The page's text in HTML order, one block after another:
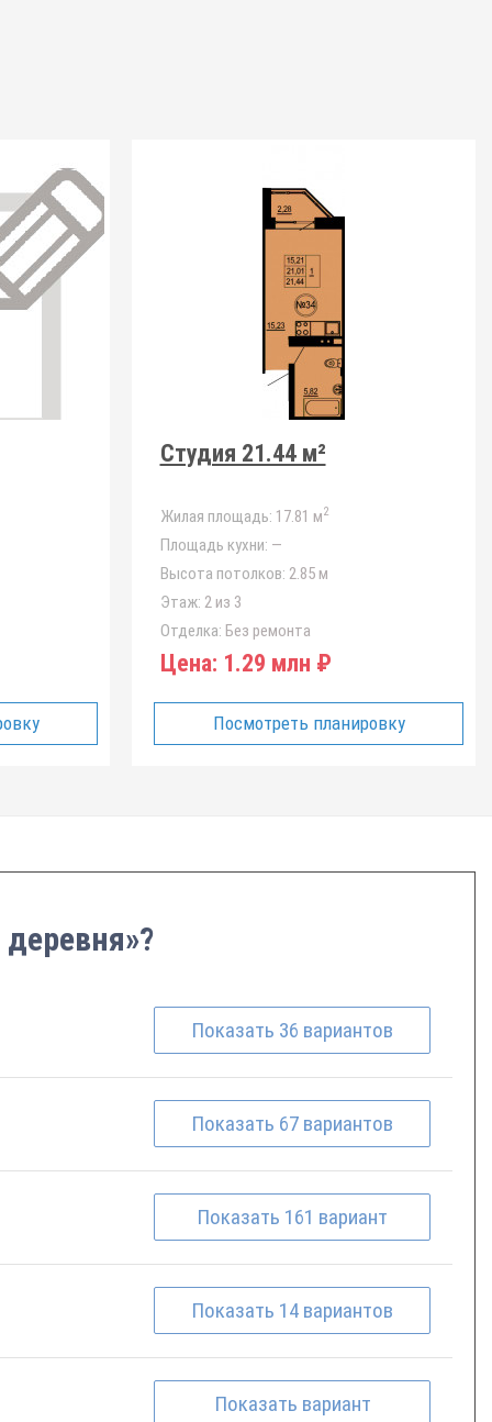
Студия 21.44 м²
Жилая площадь: 17.81 м2
Площадь кухни: —
Высота потолков: 2.85 м
Этаж: 2 из 3
Отделка: Без ремонта
Цена: 1.29 млн ₽
Посмотреть планировку
Показать 36 вариантов
Показать 67 вариантов
Показать 161 вариант
Показать 14 вариантов
Показать вариант